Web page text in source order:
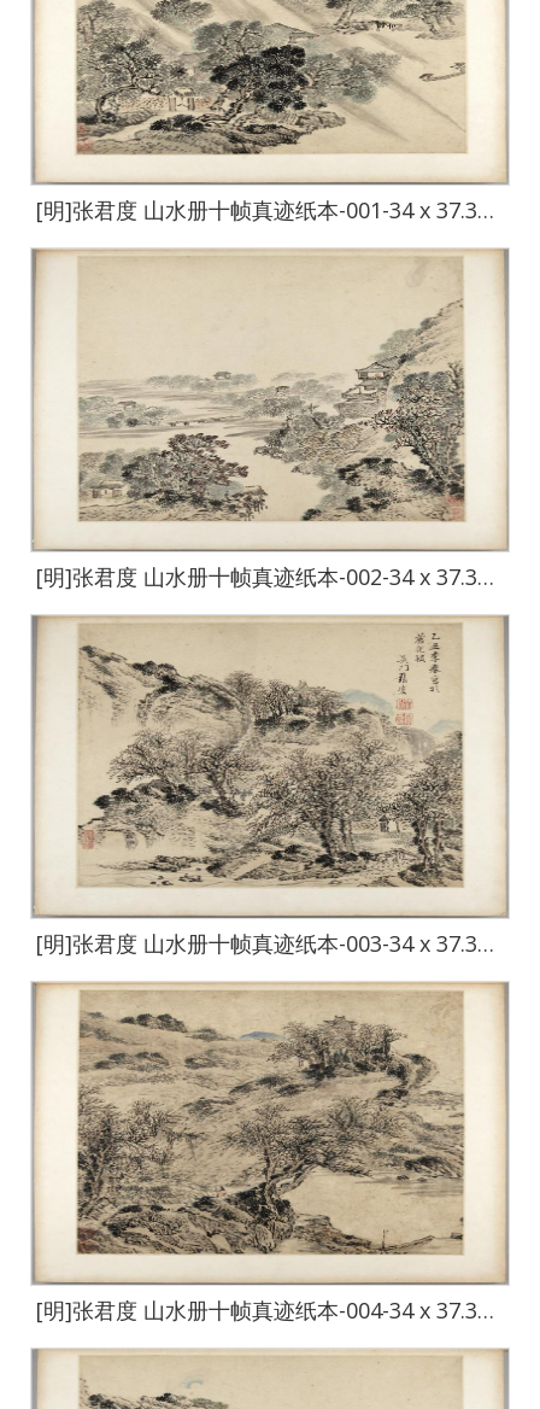
[明]张君度 山水册十帧真迹纸本-001-34 x 37.3cm
[明]张君度 山水册十帧真迹纸本-002-34 x 37.3cm
[明]张君度 山水册十帧真迹纸本-003-34 x 37.3cm
[明]张君度 山水册十帧真迹纸本-004-34 x 37.3cm